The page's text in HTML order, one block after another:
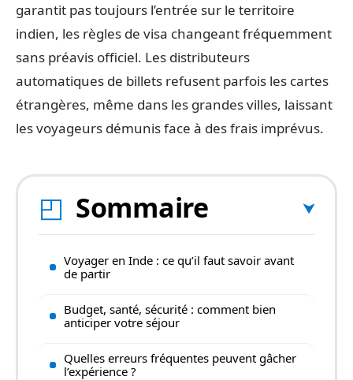
garantit pas toujours l’entrée sur le territoire
indien, les règles de visa changeant fréquemment
sans préavis officiel. Les distributeurs
automatiques de billets refusent parfois les cartes
étrangères, même dans les grandes villes, laissant
les voyageurs démunis face à des frais imprévus.
Sommaire
Voyager en Inde : ce qu’il faut savoir avant
de partir
Budget, santé, sécurité : comment bien
anticiper votre séjour
Quelles erreurs fréquentes peuvent gâcher
l’expérience ?